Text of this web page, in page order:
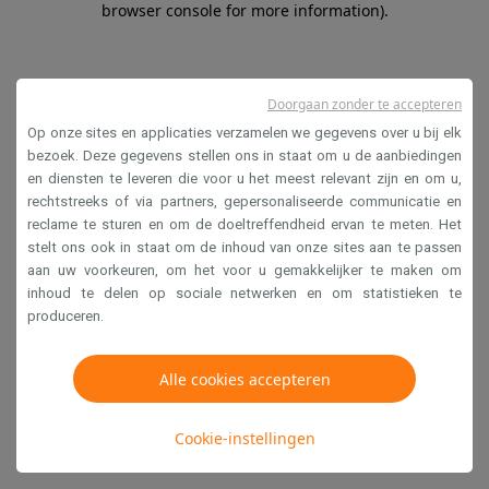
browser console for more information).
Op onze sites en applicaties verzamelen we gegevens over u bij elk
bezoek. Deze gegevens stellen ons in staat om u de aanbiedingen
en diensten te leveren die voor u het meest relevant zijn en om u,
rechtstreeks of via partners, gepersonaliseerde communicatie en
reclame te sturen en om de doeltreffendheid ervan te meten. Het
stelt ons ook in staat om de inhoud van onze sites aan te passen
aan uw voorkeuren, om het voor u gemakkelijker te maken om
inhoud te delen op sociale netwerken en om statistieken te
produceren.
Alle cookies accepteren
Cookie-instellingen
Doorgaan zonder te accepteren